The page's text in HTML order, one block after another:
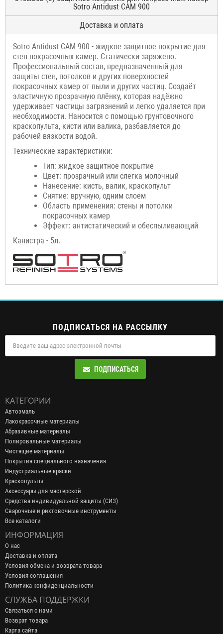
Sotro Antidust CAM 900
Доставка и оплата
Sotro Antidust CAM 900 - жидкое защитное покрытие для
стен покрасочных камер. Статически заряжено.
Профессиональный состав, предназначенный для
защиты стен, потолков и других поверхностей
покрасочных камер от пыли и других частиц. Создаёт
эластичную прозрачную плёнку, которая надёжно
удерживает частицы загрязнений и легко удаляется при
необходимости. Наносится с помощью грунтовочного
краскопульта, кисти или валика, разбавляется до
рабочей вязкости водой.
Технические характеристики:
Тип: жидкое защитное покрытие
Цвет: прозрачный или слегка молочный
Нанесение: кисть, валик, краскопульт
Снятие: вручную, одним слоем
Область применения: стены и потолки
покрасочных камер
Эффект: антистатический и обеспыливающий
Канистра - 5л.
ПОДПИСАТЬСЯ НА РАССЫЛКУ
ПОДПИСАТЬСЯ
КАТЕГОРИИ
Автоэмаль
Лакокрасочные материалы
Абразивные материалы
Полировальные материалы
Чистящие материалы
Покрытия специального назначения
Индустриальные краски
Краскопульты
Аксессуары для мастерской
Средства индивидуальной защиты (СИЗ)
Сварочные и рихтовочные инструменты
Все каталоги
ИНФОРМАЦИЯ
О нас
Доставка и оплата
Условия обмена и возврата товара
Условия соглашения
Политика конфиденциальности
СЛУЖБА ПОДДЕРЖКИ
Связаться с нами
Возврат товара
Карта сайта